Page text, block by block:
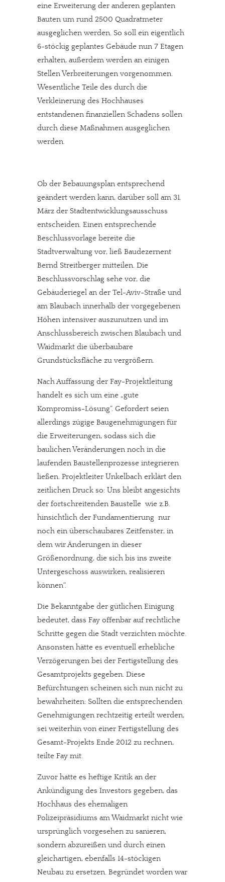
eine Erweiterung der anderen geplanten
Bauten um rund 2500 Quadratmeter
ausgeglichen werden. So soll ein eigentlich
6-stöckig geplantes Gebäude nun 7 Etagen
erhalten, außerdem werden an einigen
Stellen Verbreiterungen vorgenommen.
Wesentliche Teile des durch die
Verkleinerung des Hochhauses
entstandenen finanziellen Schadens sollen
durch diese Maßnahmen ausgeglichen
werden.
Ob der Bebauungsplan entsprechend
geändert werden kann, darüber soll am 31.
März der Stadtentwicklungsausschuss
entscheiden. Einen entsprechende
Beschlussvorlage bereite die
Stadtverwaltung vor, ließ Baudezernent
Bernd Streitberger mitteilen. Die
Beschlussvorschlag sehe vor, die
Gebäuderiegel an der Tel-Aviv-Straße und
am Blaubach innerhalb der vorgegebenen
Höhen intensiver auszunutzen und im
Anschlussbereich zwischen Blaubach und
Waidmarkt die überbaubare
Grundstücksfläche zu vergrößern.
Nach Auffassung der Fay-Projektleitung
handelt es sich um eine „gute
Kompromiss-Lösung“. Gefordert seien
allerdings zügige Baugenehmigungen für
die Erweiterungen, sodass sich die
baulichen Veränderungen noch in die
laufenden Baustellenprozesse integrieren
ließen. Projektleiter Unkelbach erklärt den
zeitlichen Druck so: Uns bleibt angesichts
der fortschreitenden Baustelle  wie z.B.
hinsichtlich der Fundamentierung  nur
noch ein überschaubares Zeitfenster, in
dem wir Änderungen in dieser
Größenordnung, die sich bis ins zweite
Untergeschoss auswirken, realisieren
können“.
Die Bekanntgabe der gütlichen Einigung
bedeutet, dass Fay offenbar auf rechtliche
Schritte gegen die Stadt verzichten möchte.
Ansonsten hätte es eventuell erhebliche
Verzögerungen bei der Fertigstellung des
Gesamtprojekts gegeben. Diese
Befürchtungen scheinen sich nun nicht zu
bewahrheiten: Sollten die entsprechenden
Genehmigungen rechtzeitig erteilt werden,
sei weiterhin von einer Fertigstellung des
Gesamt-Projekts Ende 2012 zu rechnen,
teilte Fay mit.
Zuvor hatte es heftige Kritik an der
Ankündigung des Investors gegeben, das
Hochhaus des ehemaligen
Polizeipräsidiums am Waidmarkt nicht wie
ursprünglich vorgesehen zu sanieren,
sondern abzureißen und durch einen
gleichartigen, ebenfalls 14-stöckigen
Neubau zu ersetzen. Begründet worden war